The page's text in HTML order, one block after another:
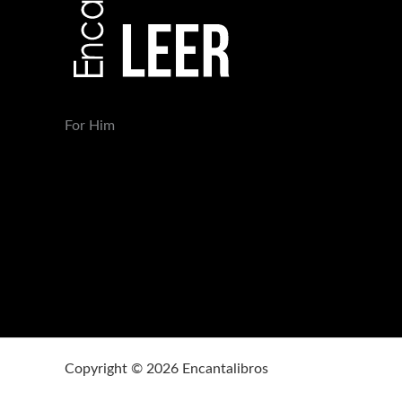
For Him
Copyright © 2026 Encantalibros